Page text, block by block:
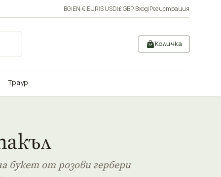
BG|EN·€ EUR|$ USD|£ GBP·Вход|Регистрация
Количка
Траур
букет от розови гербери